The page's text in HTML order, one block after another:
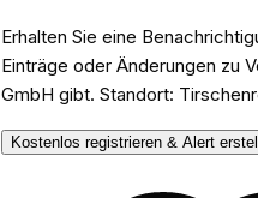
Erhalten Sie eine
Einträge oder Änderungen zu
GmbH gibt. Standort:
Kostenlos registrieren & Alert